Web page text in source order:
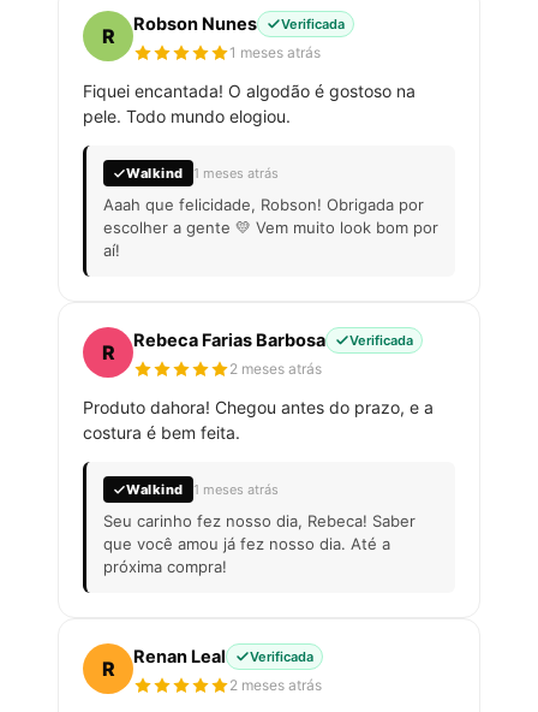
R
Robson Nunes Verificada
1 meses atrás
Fiquei encantada! O algodão é gostoso na
pele. Todo mundo elogiou.
Walkind 1 meses atrás
Aaah que felicidade, Robson! Obrigada por
escolher a gente 💛 Vem muito look bom por
aí!
R
Rebeca Farias Barbosa Verificada
2 meses atrás
Produto dahora! Chegou antes do prazo, e a
costura é bem feita.
Walkind 1 meses atrás
Seu carinho fez nosso dia, Rebeca! Saber
que você amou já fez nosso dia. Até a
próxima compra!
R
Renan Leal Verificada
2 meses atrás